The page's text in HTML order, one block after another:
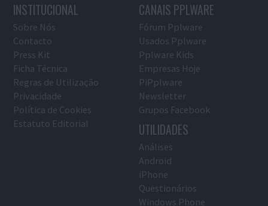
INSTITUCIONAL
Sobre Nós
Contacto
Press Kit
Ficha Técnica
Regras de Utilização
Privacidade
Política de Cookies
Estatuto Editorial
CANAIS PPLWARE
Fórum Pplware
Usados Pplware
Pplware Kids
Empresas Hoje
PiPplware
Newsletter
Grupos Facebook
UTILIDADES
Análises
Android
iPhone
Questionários
Windows Phone